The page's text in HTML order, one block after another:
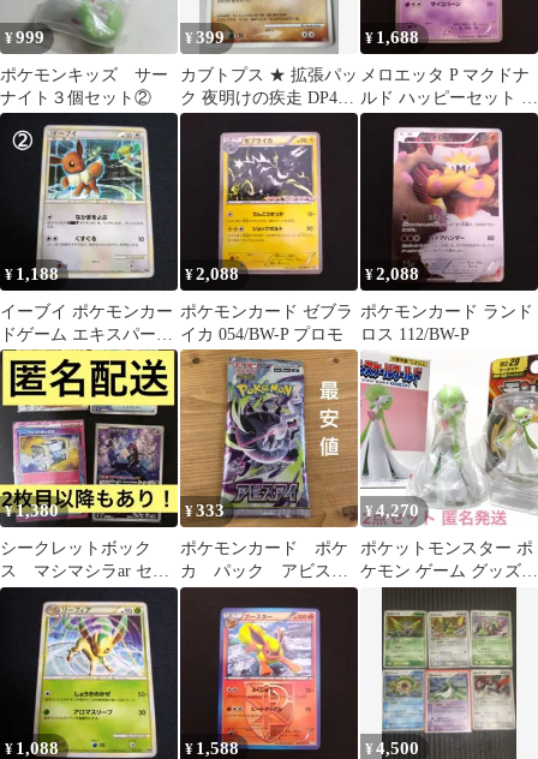
¥999
ポケモンキッズ サー
ナイト３個セット②
¥399
カブトプス ★ 拡張パッ
ク 夜明けの疾走 DP4
DPBP#171
¥ 1,688
メロエッタ P マクドナ
ルド ハッピーセット キ
ラ 160/BW-P
¥ 1,188
イーブイ ポケモンカー
ドゲーム エキスパート
デッキ リーフィアVSメ
タグロス …
¥2,088
ポケモンカード ゼブラ
イカ 054/BW-P プロモ
¥2,088
ポケモンカード ランド
ロス 112/BW-P
¥1,380
シークレットボック
ス マシマシラar セイ
ジsr ぼうけんのランタ
ン アカマツ
¥333
ポケモンカード ポケ
カ パック アビスア
イ ポケカパック 最
¥4,270
ポケットモンスター ポ
ケモン ゲーム グッズ
サーナイト
¥ 1,088 ¥ 1,588 ¥4,500